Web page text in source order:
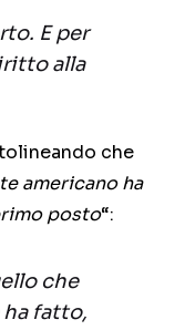
E per
alla
che
americano ha
posto“:
che
fatto,